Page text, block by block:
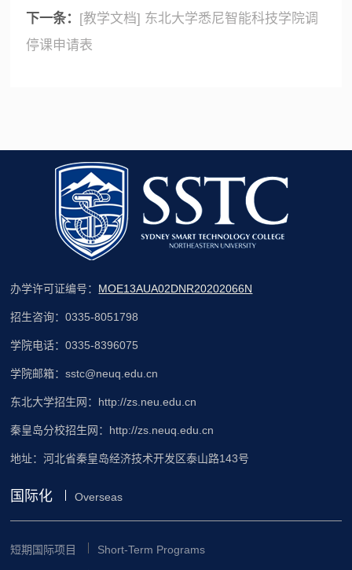
下一条： [教学文档] 东北大学悉尼智能科技学院调
停课申请表
办学许可证编号： MOE13AUA02DNR20202066N
招生咨询：0335-8051798
学院电话：0335-8396075
学院邮箱：sstc@neuq.edu.cn
东北大学招生网：http://zs.neu.edu.cn
秦皇岛分校招生网：http://zs.neuq.edu.cn
地址：河北省秦皇岛经济技术开发区泰山路143号
国际化 Overseas
短期国际项目 Short-Term Programs